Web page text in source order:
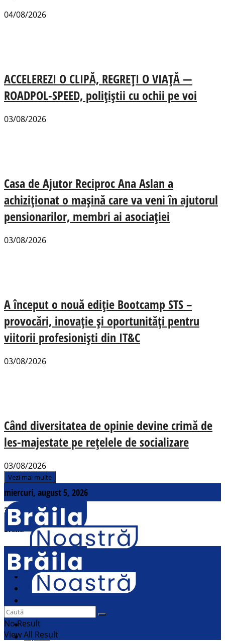
04/08/2026
ACCELEREZI O CLIPĂ, REGREȚI O VIAȚĂ —
ROADPOL-SPEED, polițiștii cu ochii pe voi
03/08/2026
Casa de Ajutor Reciproc Ana Aslan a
achiziționat o mașină care va veni în ajutorul
pensionarilor, membri ai asociației
03/08/2026
A început o nouă ediție Bootcamp STS –
provocări, inovație și oportunități pentru
viitorii profesioniști din IT&C
03/08/2026
Când diversitatea de opinie devine crimă de
les-majestate pe rețelele de socializare
03/08/2026
Vezi mai multe
miercuri, august 5, 2026
31°c
Brăila
Contact
Actualitate
Politic
Cultural
Opinii
No Result
View All Result